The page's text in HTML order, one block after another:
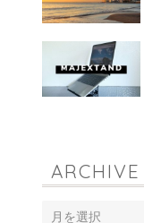
ARCHIVE